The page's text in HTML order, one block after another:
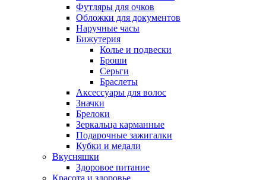
Футляры для очков
Обложки для документов
Наручные часы
Бижутерия
Колье и подвески
Броши
Серьги
Браслеты
Аксессуары для волос
Значки
Брелоки
Зеркальца карманные
Подарочные зажигалки
Кубки и медали
Вкусняшки
Здоровое питание
Красота и здоровье